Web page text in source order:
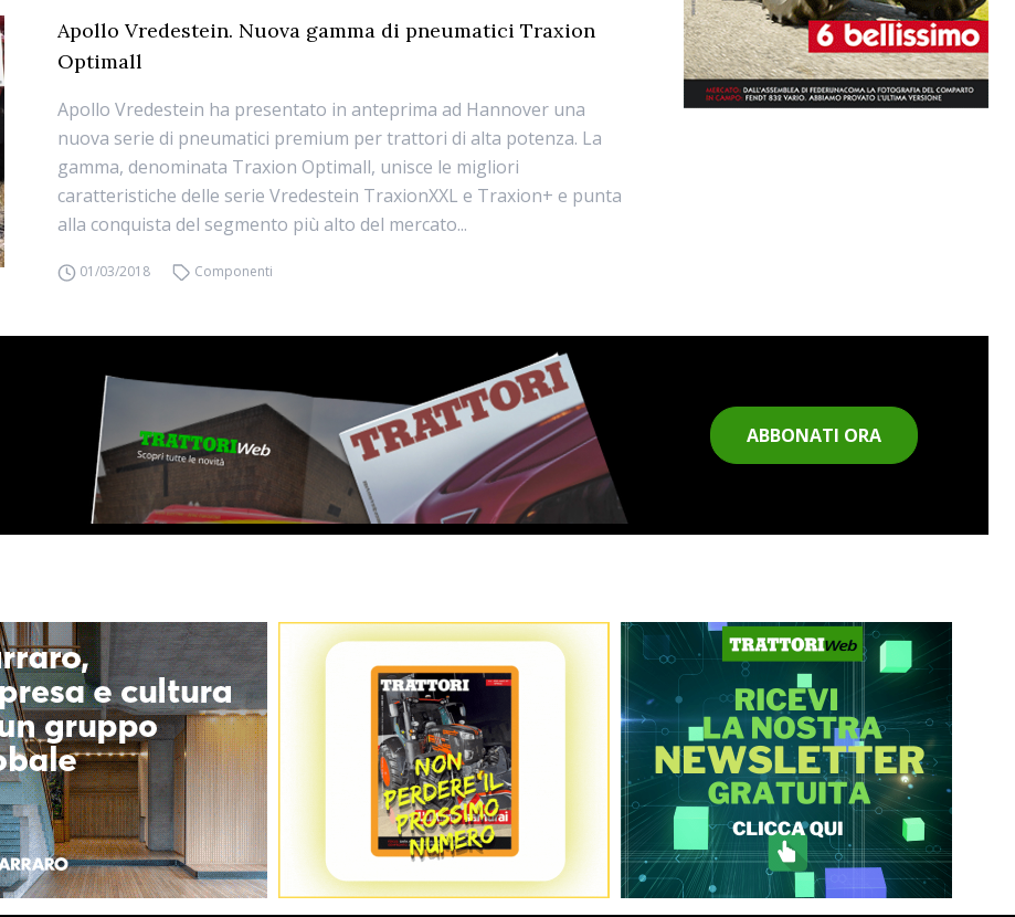
Apollo Vredestein. Nuova gamma di pneumatici Traxion
Optimall
Apollo Vredestein ha presentato in anteprima ad Hannover una
nuova serie di pneumatici premium per trattori di alta potenza. La
gamma, denominata Traxion Optimall, unisce le migliori
caratteristiche delle serie Vredestein TraxionXXL e Traxion+ e punta
alla conquista del segmento più alto del mercato...
01/03/2018 Componenti
ABBONATI ORA